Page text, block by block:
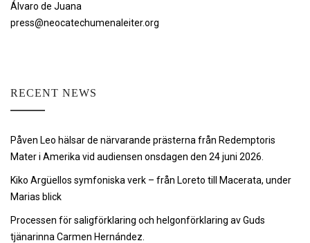
Álvaro de Juana
press@neocatechumenaleiter.org
RECENT NEWS
Påven Leo hälsar de närvarande prästerna från Redemptoris
Mater i Amerika vid audiensen onsdagen den 24 juni 2026.
Kiko Argüellos symfoniska verk – från Loreto till Macerata, under
Marias blick
Processen för saligförklaring och helgonförklaring av Guds
tjänarinna Carmen Hernández.